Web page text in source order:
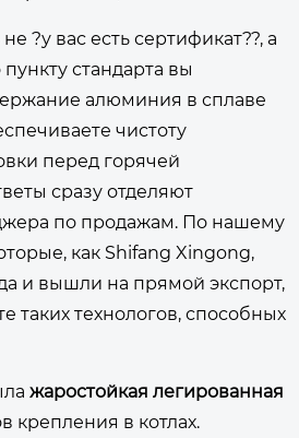
?у вас есть сертификат??, а
стандарта вы
алюминия в сплаве
чистоту
перед горячей
сразу отделяют
по продажам. По нашему
как Shifang Xingong,
и вышли на прямой экспорт,
таких технологов, способных
жаростойкая легированная
крепления в котлах.